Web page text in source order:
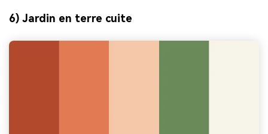
6) Jardin en terre cuite